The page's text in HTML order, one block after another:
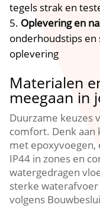
tegels strak en
Oplevering en
onderhoudstips en
oplevering
Materialen
meegaan in
Duurzame keuzes
comfort. Denk
met
IP44 in zones en
watergedragen
sterke
volgens